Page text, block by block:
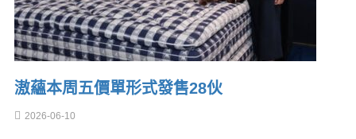
滶蘊本周五價單形式發售28伙
2026-06-10